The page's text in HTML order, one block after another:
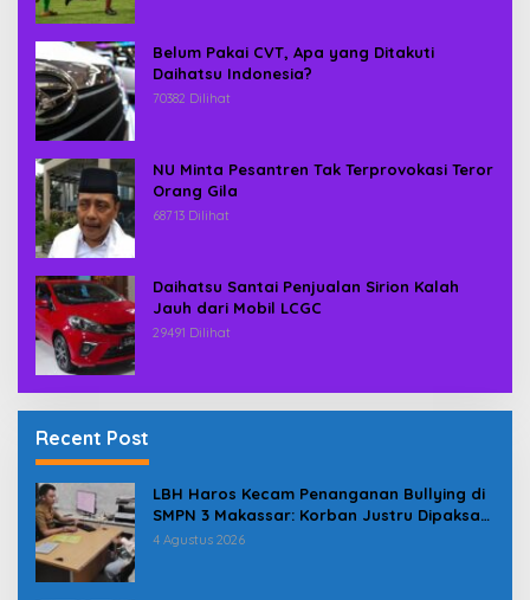
Belum Pakai CVT, Apa yang Ditakuti
Daihatsu Indonesia?
70382 Dilihat
NU Minta Pesantren Tak Terprovokasi Teror
Orang Gila
68713 Dilihat
Daihatsu Santai Penjualan Sirion Kalah
Jauh dari Mobil LCGC
29491 Dilihat
Recent Post
LBH Haros Kecam Penanganan Bullying di
SMPN 3 Makassar: Korban Justru Dipaksa
Pindah
4 Agustus 2026